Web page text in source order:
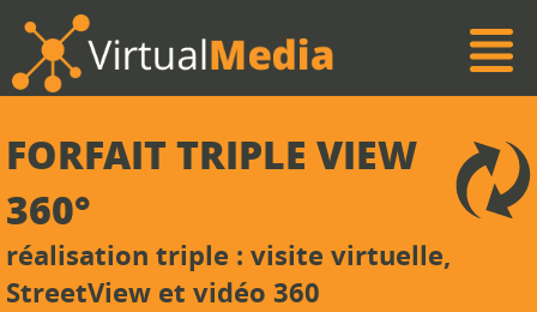
FORFAIT TRIPLE VIEW
360°
réalisation triple : visite virtuelle,
StreetView et vidéo 360